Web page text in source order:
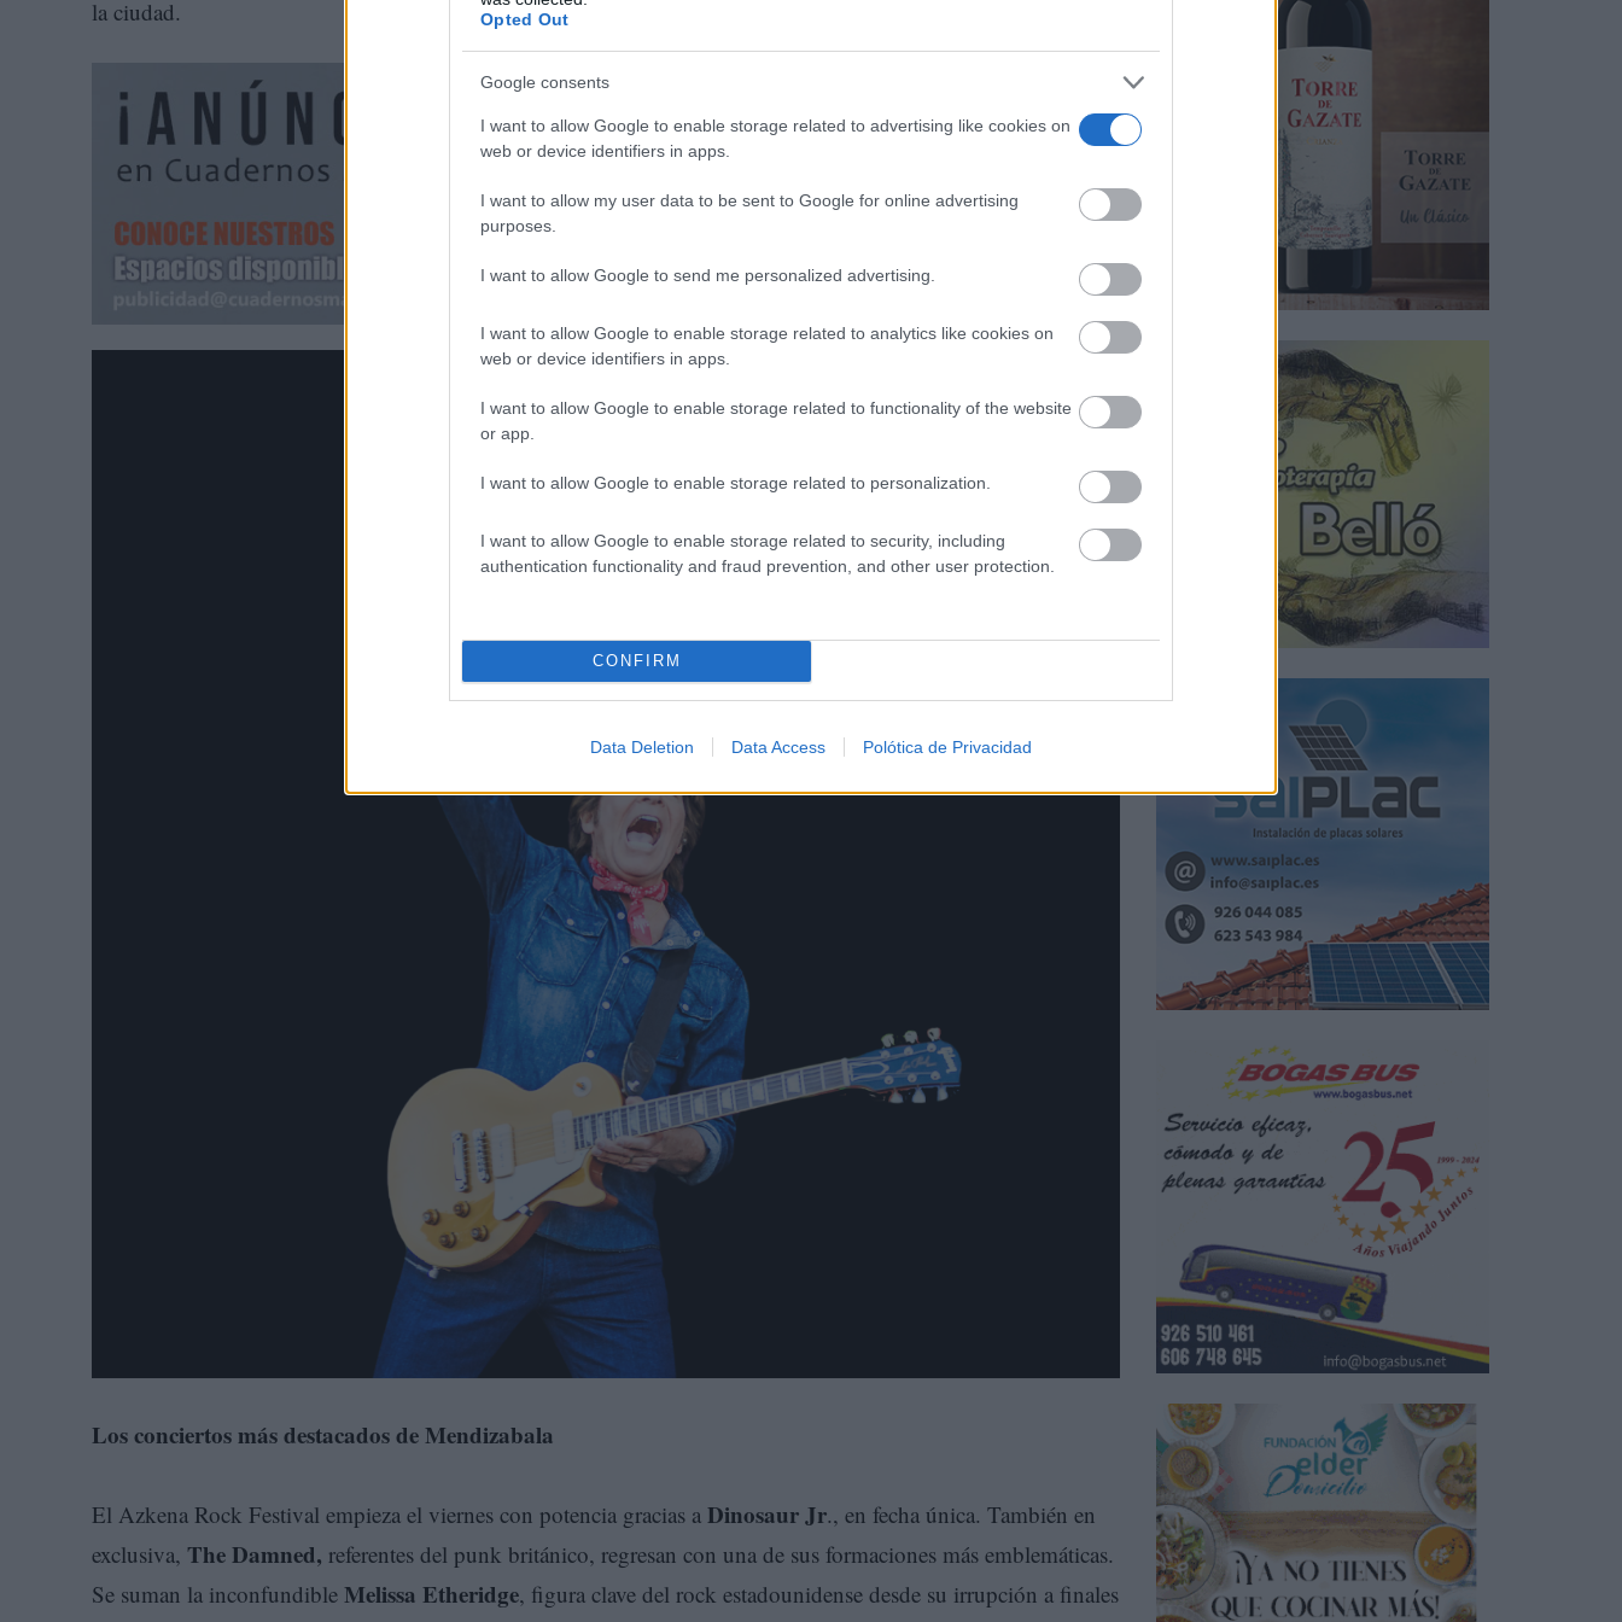
Opted Out
Google consents
I want to allow Google to enable storage related to advertising like cookies on
web or device identifiers in apps.
I want to allow my user data to be sent to Google for online advertising
purposes.
I want to allow Google to send me personalized advertising.
I want to allow Google to enable storage related to analytics like cookies on
web or device identifiers in apps.
I want to allow Google to enable storage related to functionality of the website
or app.
I want to allow Google to enable storage related to personalization.
I want to allow Google to enable storage related to security, including
authentication functionality and fraud prevention, and other user protection.
CONFIRM
Data Deletion Data Access Polótica de Privacidad
la ciudad.
Los conciertos más destacados de Mendizabala
El Azkena Rock Festival empieza el viernes con potencia gracias a Dinosaur Jr., en fecha única. También en
exclusiva, The Damned, referentes del punk británico, regresan con una de sus formaciones más emblemáticas.
Se suman la inconfundible Melissa Etheridge, figura clave del rock estadounidense desde su irrupción a finales